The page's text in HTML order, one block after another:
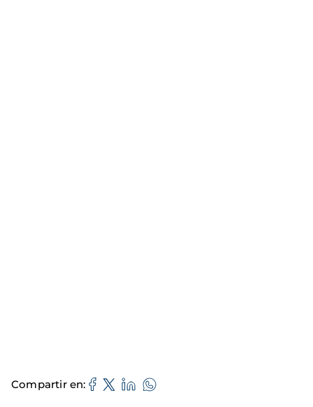
Compartir en